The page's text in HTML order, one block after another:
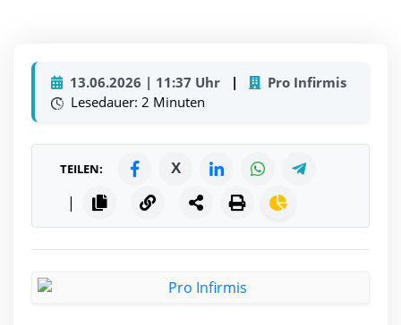
13.06.2026 | 11:37 Uhr |
Pro Infirmis
Lesedauer: 2 Minuten
TEILEN: X
|